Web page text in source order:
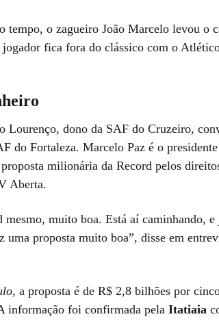
tempo, o zagueiro João Marcelo levou o
jogador fica fora do clássico com o
Lourenço, dono da SAF do Cruzeiro,
do Fortaleza. Marcelo Paz é o
milionária da Record pelos
Aberta.
mesmo, muito boa. Está aí caminhando,
uma proposta muito boa”, disse em
, a proposta é de R$ 2,8 bilhões por
informação foi confirmada pela Itatiaia